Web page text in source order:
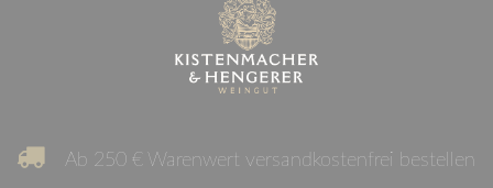
Ab 250 € Warenwert versandkostenfrei bestellen